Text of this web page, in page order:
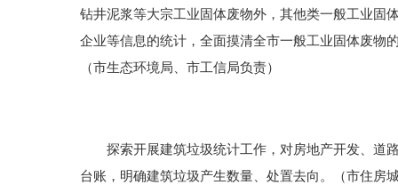
钻井泥浆等大宗工业固体废物外，其他类一般工业固
企业等信息的统计，全面摸清全市一般工业固体废物
（市生态环境局、市工信局负责）
探索开展建筑垃圾统计工作，对房地产开发、道路
台账，明确建筑垃圾产生数量、处置去向。（市住房